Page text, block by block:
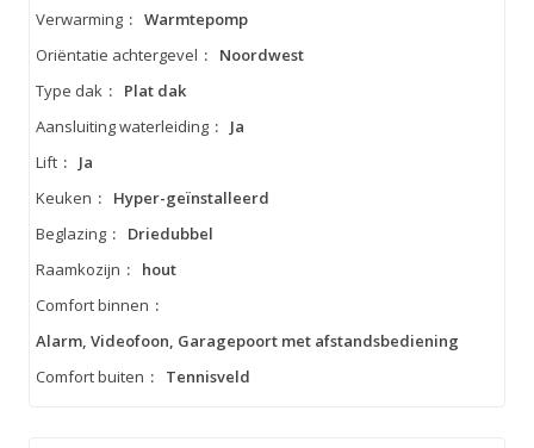
Verwarming : Warmtepomp
Oriëntatie achtergevel :
Noordwest
Type dak :
Plat dak
Aansluiting waterleiding :
Ja
Lift :
Ja
Keuken :
Hyper-geïnstalleerd
Beglazing :
Driedubbel
Raamkozijn :
hout
Comfort binnen :
Alarm, Videofoon, Garagepoort met afstandsbediening
Comfort buiten : Tennisveld